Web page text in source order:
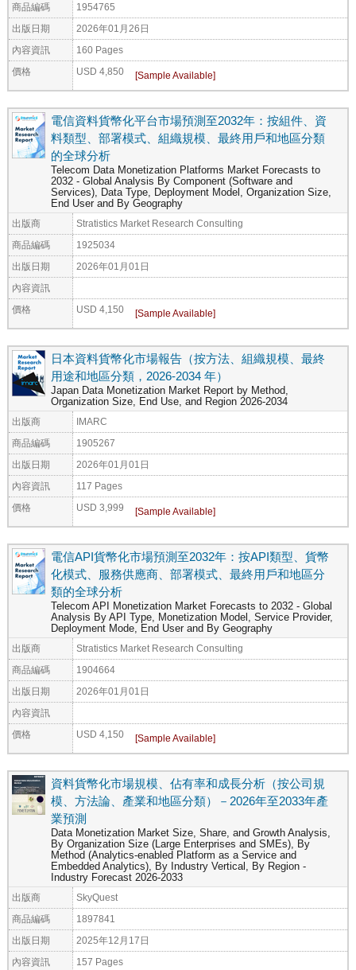
商品編碼 1954765
出版日期 2026年01月26日
內容資訊 160 Pages
價格 USD 4,850
電信資料貨幣化平台市場預測至2032年：按組件、資
料類型、部署模式、組織規模、最終用戶和地區分類
的全球分析
Telecom Data Monetization Platforms Market Forecasts to
2032 - Global Analysis By Component (Software and
Services), Data Type, Deployment Model, Organization Size,
End User and By Geography
出版商 Stratistics Market Research Consulting
商品編碼 1925034
出版日期 2026年01月01日
內容資訊
價格 USD 4,150
日本資料貨幣化市場報告（按方法、組織規模、最終
用途和地區分類，2026-2034 年）
Japan Data Monetization Market Report by Method,
Organization Size, End Use, and Region 2026-2034
出版商 IMARC
商品編碼 1905267
出版日期 2026年01月01日
內容資訊 117 Pages
價格 USD 3,999
電信API貨幣化市場預測至2032年：按API類型、貨幣
化模式、服務供應商、部署模式、最終用戶和地區分
類的全球分析
Telecom API Monetization Market Forecasts to 2032 - Global
Analysis By API Type, Monetization Model, Service Provider,
Deployment Mode, End User and By Geography
出版商 Stratistics Market Research Consulting
商品編碼 1904664
出版日期 2026年01月01日
內容資訊
價格 USD 4,150
資料貨幣化市場規模、佔有率和成長分析（按公司規
模、方法論、產業和地區分類）－2026年至2033年產
業預測
Data Monetization Market Size, Share, and Growth Analysis,
By Organization Size (Large Enterprises and SMEs), By
Method (Analytics-enabled Platform as a Service and
Embedded Analytics), By Industry Vertical, By Region -
Industry Forecast 2026-2033
出版商 SkyQuest
商品編碼 1897841
出版日期 2025年12月17日
內容資訊 157 Pages